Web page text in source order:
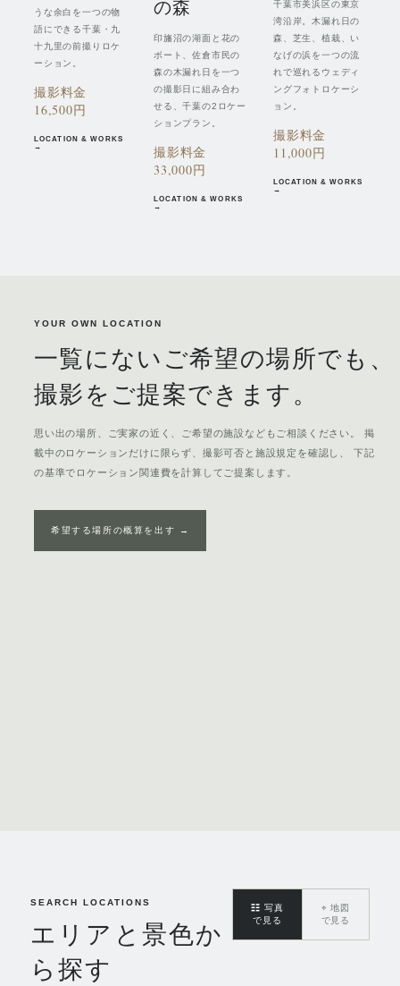
うな余白を一つの物
語にできる千葉・九
十九里の前撮りロケ
ーション。
撮影料金
16,500円
LOCATION & WORKS
→
の森
印旛沼の湖面と花の
ボート、佐倉市民の
森の木漏れ日を一つ
の撮影日に組み合わ
せる、千葉の2ロケー
ションプラン。
撮影料金
33,000円
LOCATION & WORKS
→
千葉市美浜区の東京
湾沿岸。木漏れ日の
森、芝生、植栽、い
なげの浜を一つの流
れで巡れるウェディ
ングフォトロケーシ
ョン。
撮影料金
11,000円
LOCATION & WORKS
→
YOUR OWN LOCATION
一覧にないご希望の場所でも、
撮影をご提案できます。
思い出の場所、ご実家の近く、ご希望の施設などもご相談ください。 掲
載中のロケーションだけに限らず、撮影可否と施設規定を確認し、 下記
の基準でロケーション関連費を計算してご提案します。
希望する場所の概算を出す →
SEARCH LOCATIONS
エリアと景色か
ら探す
☷ 写真
で見る
⌖ 地図
で見る